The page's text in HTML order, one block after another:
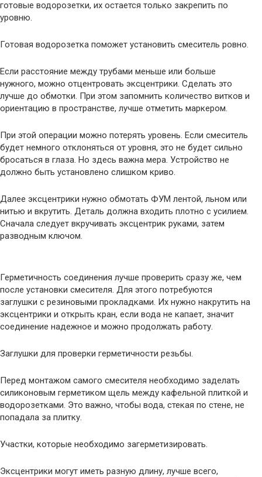
готовые водорозетки, их остается только закрепить по
уровню.
Готовая водорозетка поможет установить смеситель ровно.
Если расстояние между трубами меньше или больше
нужного, можно отцентровать эксцентрики. Сделать это
лучше до обмотки. При этом запомнить количество витков и
ориентацию в пространстве, лучше отметить маркером.
При этой операции можно потерять уровень. Если смеситель
будет немного отклоняться от уровня, это не будет сильно
бросаться в глаза. Но здесь важна мера. Устройство не
должно быть установлено слишком криво.
Далее эксцентрики нужно обмотать ФУМ лентой, льном или
нитью и вкрутить. Деталь должна входить плотно с усилием.
Сначала следует вкручивать эксцентрик руками, затем
разводным ключом.
Герметичность соединения лучше проверить сразу же, чем
после установки смесителя. Для этого потребуются
заглушки с резиновыми прокладками. Их нужно накрутить на
эксцентрики и открыть кран, если вода не капает, значит
соединение надежное и можно продолжать работу.
Заглушки для проверки герметичности резьбы.
Перед монтажом самого смесителя необходимо заделать
силиконовым герметиком щель между кафельной плиткой и
водорозетками. Это важно, чтобы вода, стекая по стене, не
попадала за плитку.
Участки, которые необходимо загерметизировать.
Эксцентрики могут иметь разную длину, лучше всего,